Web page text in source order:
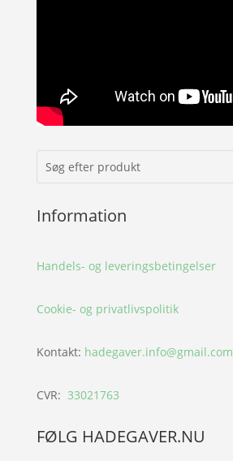
Information
Handels- og leveringsbetingelser
Cookie- og privatlivspolitik
Kontakt: hadegaver.info@gmail.com
CVR: 33021763
FØLG HADEGAVER.NU